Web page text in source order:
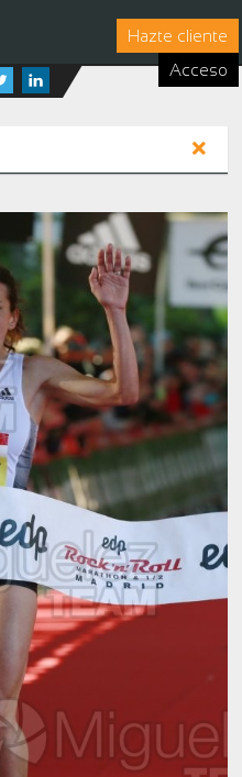
Hazte cliente
Acceso